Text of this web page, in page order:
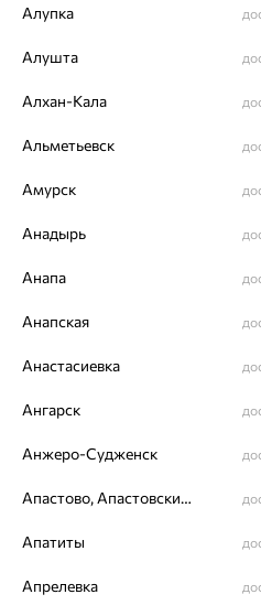
Металл:
Проба:
Вставка:Перламутр
Бренд:SOKOLOV
Вес металла:
Наименование цвета вставки:
Доставка и оплата
Идеальный комплект
Алупка
Алушта
Алхан-Кала
Альметьевск
Амурск
Анадырь
Анапа
Анапская
Анастасиевка
Ангарск
Анжеро-Судженск
Апастово, Апастовский район
Апатиты
Апрелевка